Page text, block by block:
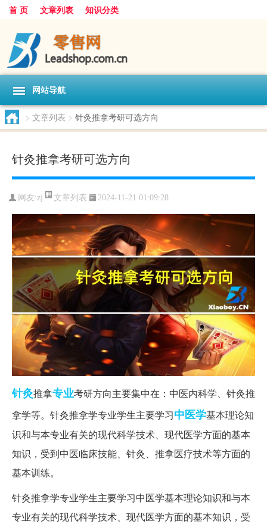
首 页 文章列表 知识分类
网站导航
> 文章列表 > 针灸推拿考研可选方向
针灸推拿考研可选方向
网友:zj 文章列表 2024-11-21 01:09:28
针灸推拿专业考研方向主要集中在：中医内科学、针灸推
拿学等。针灸推拿学专业学生主要学习中医学基本理论知
识和与本专业有关的现代科学技术、现代医学方面的基本
知识，受到中医临床技能、针灸、推拿医疗技术等方面的
基本训练。
针灸推拿学专业学生主要学习中医学基本理论知识和与本
专业有关的现代科学技术、现代医学方面的基本知识，受